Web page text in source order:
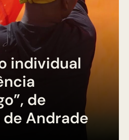
individual
de
Andrade